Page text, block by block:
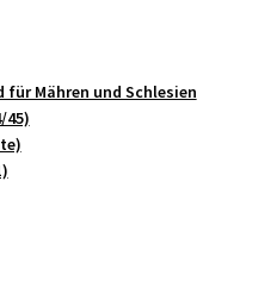
für Mähren und Schlesien
45)